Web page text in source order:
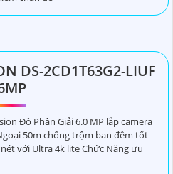
DS-2CD1T63G2-LIUF
Độ Phân Giải 6.0 MP lắp camera
50m chống trộm ban đêm tốt
với Ultra 4k lite Chức Năng ưu